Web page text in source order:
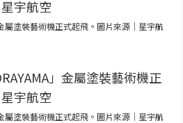
金屬塗裝藝術機正式起飛。圖片來源｜星宇航
金屬塗裝藝術機正式起飛。圖片來源｜星宇航